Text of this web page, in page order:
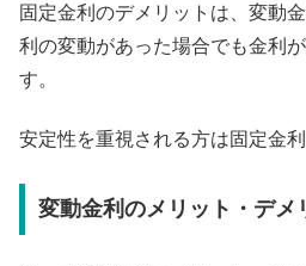
固定金利のデメリットは、変動
利の変動があった場合でも金利
す。
安定性を重視される方は固定金
変動金利のメリット・デメ